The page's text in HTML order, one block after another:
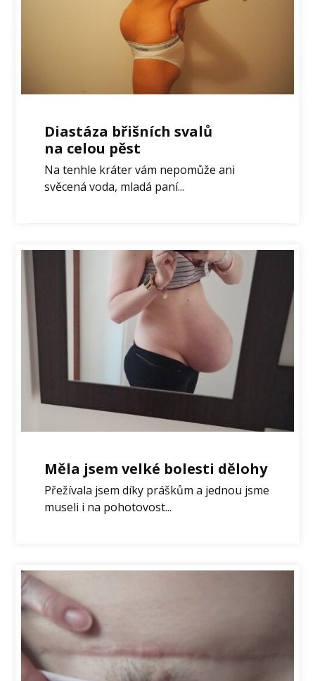
Diastáza břišních svalů
na celou pěst
Na tenhle kráter vám nepomůže ani
svěcená voda, mladá paní...
Měla jsem velké bolesti dělohy
Přežívala jsem díky práškům a jednou jsme
museli i na pohotovost...